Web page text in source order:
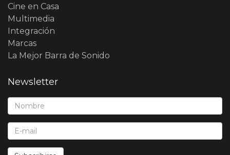
Cine en Casa
Multimedia
Integración
Marcas
La Mejor Barra de Sonido
Newsletter
Nombre*:
E-Mail*: